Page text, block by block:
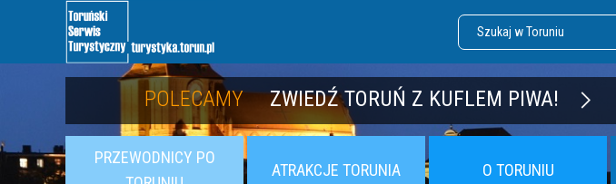
POLECAMY ZWIEDŹ TORUŃ Z KUFLEM PIWA!
POLECAMY POZNAJ TWIERDZĘ TORUŃ
PRZEWODNICY PO
ATRAKCJE TORUNIA O TORUNIU